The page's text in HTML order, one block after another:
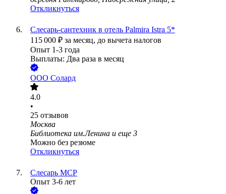
Откликнуться
Слесарь-сантехник в отель Palmira Istra 5*
115 000 ₽ за месяц, до вычета налогов
Опыт 1-3 года
Выплаты: Два раза в месяц
ООО Солард
4.0
•
25 отзывов
Москва
Библиотека им.Ленина и еще 3
Можно без резюме
Откликнуться
Слесарь МСР
Опыт 3-6 лет